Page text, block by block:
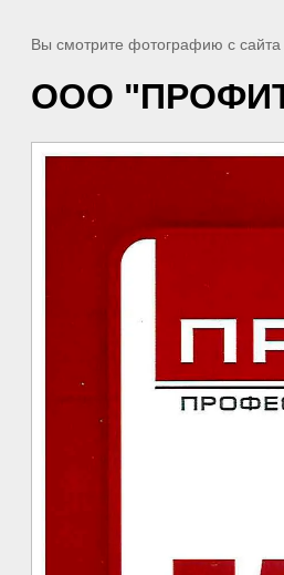
Вы смотрите фотографию с сайта
ООО